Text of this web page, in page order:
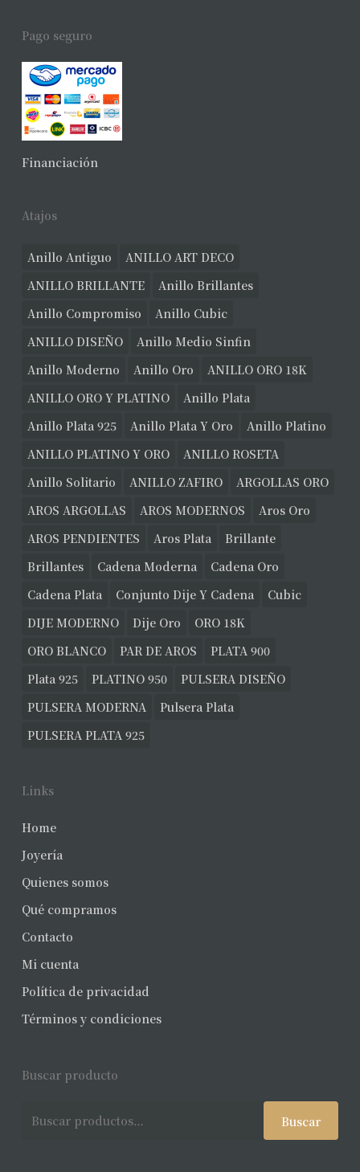
No hay productos en el carrito.
Pago seguro
Financiación
Atajos
Anillo Antiguo
ANILLO ART DECO
ANILLO BRILLANTE
Anillo Brillantes
Anillo Compromiso
Anillo Cubic
ANILLO DISEÑO
Anillo Medio Sinfin
Anillo Moderno
Anillo Oro
ANILLO ORO 18K
ANILLO ORO Y PLATINO
Anillo Plata
Anillo Plata 925
Anillo Plata Y Oro
Anillo Platino
ANILLO PLATINO Y ORO
ANILLO ROSETA
Anillo Solitario
ANILLO ZAFIRO
ARGOLLAS ORO
AROS ARGOLLAS
AROS MODERNOS
Aros Oro
AROS PENDIENTES
Aros Plata
Brillante
Brillantes
Cadena Moderna
Cadena Oro
Cadena Plata
Conjunto Dije Y Cadena
Cubic
DIJE MODERNO
Dije Oro
ORO 18K
ORO BLANCO
PAR DE AROS
PLATA 900
Plata 925
PLATINO 950
PULSERA DISEÑO
PULSERA MODERNA
Pulsera Plata
PULSERA PLATA 925
Links
Home
Joyería
Quienes somos
Qué compramos
Contacto
Mi cuenta
Política de privacidad
Términos y condiciones
Buscar producto
Buscar